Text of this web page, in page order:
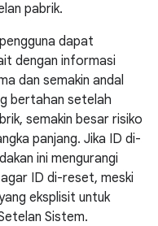
pabrik.
dapat
dengan informasi
dan semakin andal
bertahan setelah
semakin besar risiko
panjang. Jika ID di-
ini mengurangi
ID di-reset, meski
eksplisit untuk
Sistem.